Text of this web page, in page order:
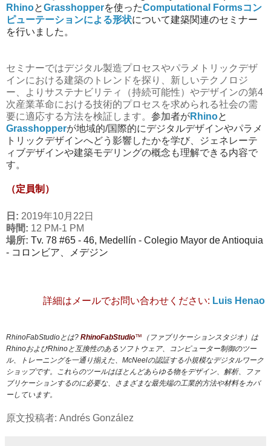
RhinoとGrasshopperを使ったComputational Formsコン
ピューテーションによる形状について建築関連のセミナー
を行いました。
セミナーではデジタル製造プロセスやパラメトリックデザ
インにおける建築のトレンドを探り、 新しいテクノロジ
ー、よりサステナビリティ（持続可能性）やデザインの第4
次産業革命における技術的プロセスを求められる社会の需
要に適応する方法を検証します。 参加者がRhinoと
Grasshopperが地域的/国際的にデジタルデザインやパラメ
トリックデザインへどう影響したかを学び、ジェネレーテ
ィブデザインや建築モデリングの概念も理解できる内容で
す。
（定員制）
日: 2019年10月22日
時間: 12 PM-1 PM
場所: Tv. 78 #65 - 46, Medellín - Colegio Mayor de Antioquia
- コロンビア、メデジン
詳細はメールでお問い合わせください: Luis Henao
RhinoFabStudioとは? RhinoFabStudio™ （ファブリケーションスタジオ）は
RhinoおよびRhinoと互換性のあるソフトウェア、コンピューター制御のツー
ル、トレーニングを一通り揃えた、McNeelの認証する小規模なデジタルワーク
ショップです。これらのツールはほとんどあらゆる物をデザイン、解析、ファ
ブリケーションするのに必要な、さまざまな最先端の工業的方法や材料をカバ
ーしています。
原文投稿者: Andrés González